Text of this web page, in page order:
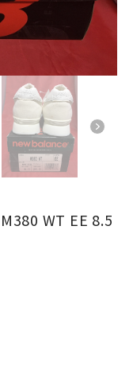
M380 WT EE 8.5